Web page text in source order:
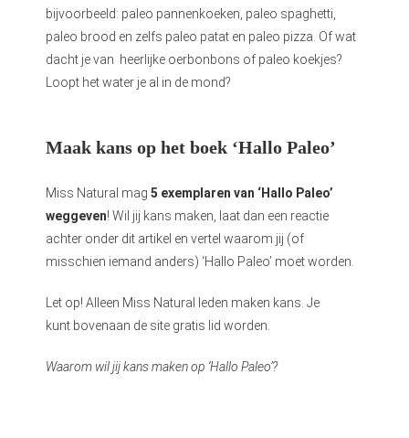
bijvoorbeeld: paleo pannenkoeken, paleo spaghetti,
paleo brood en zelfs paleo patat en paleo pizza. Of wat
dacht je van heerlijke oerbonbons of paleo koekjes?
Loopt het water je al in de mond?
Maak kans op het boek ‘Hallo Paleo’
Miss Natural mag 5 exemplaren van ‘Hallo Paleo’
weggeven! Wil jij kans maken, laat dan een reactie
achter onder dit artikel en vertel waarom jij (of
misschien iemand anders) ‘Hallo Paleo’ moet worden.
Let op! Alleen Miss Natural leden maken kans. Je
kunt bovenaan de site gratis lid worden.
Waarom wil jij kans maken op ‘Hallo Paleo’?